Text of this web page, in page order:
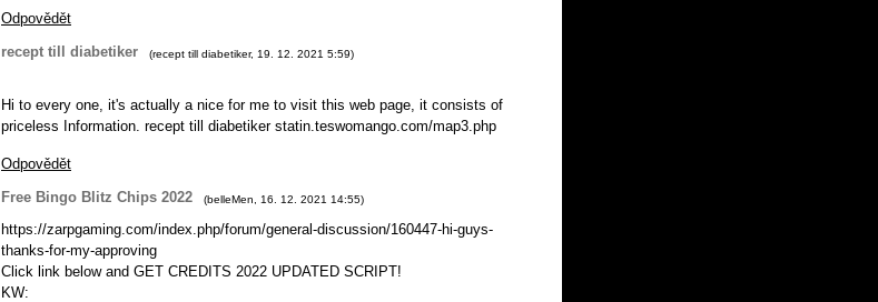
Odpovědět
recept till diabetiker
(recept till diabetiker, 19. 12. 2021 5:59)
Hi to every one, it's actually a nice for me to visit this web page, it consists of
priceless Information. recept till diabetiker statin.teswomango.com/map3.php
Odpovědět
Free Bingo Blitz Chips 2022
(belleMen 16. 12. 2021 14:55)
https://zarpgaming.com/index.php/forum/general-discussion/160447-hi-guys-
thanks-for-my-approving
Click link below and GET CREDITS 2022 UPDATED SCRIPT!
KW: